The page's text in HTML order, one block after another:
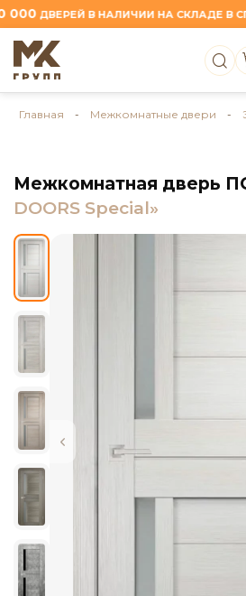
ДВЕРЕЙ В НАЛИЧИИ НА СКЛАДЕ В СПБ/
Главная - Межкомнатные двери -
Межкомнатная дверь
DOORS Special»